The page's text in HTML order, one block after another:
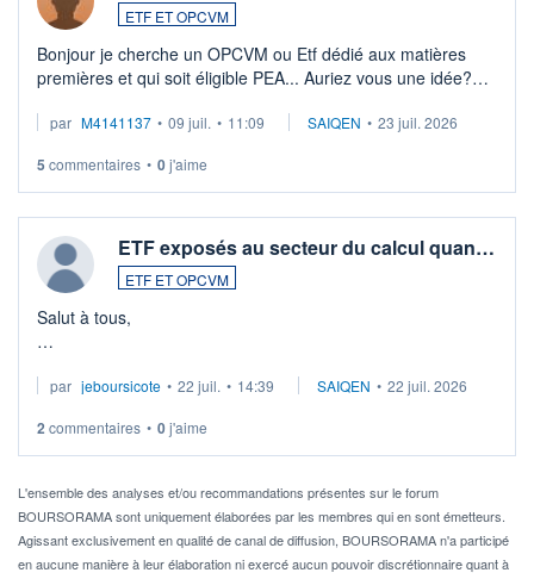
ETF ET OPCVM
Bonjour je cherche un OPCVM ou Etf dédié aux matières
premières et qui soit éligible PEA... Auriez vous une idée?
par M4141137 • 09 juil. • 11:09 SAIQEN • 23 juil. 2026
5 commentaires • 0j'aime
ETF exposés au secteur du calcul quan…
ETF ET OPCVM
Salut à tous,
via un ETF plutôt que des actions individuelles.
Idéalement, je voudrais qu'il soit éligible au PEA.
Pour l' ...
par jeboursicote • 22 juil. • 14:39 SAIQEN • 22 juil. 2026
2 commentaires • 0j'aime
L'ensemble des analyses et/ou recommandations présentes sur le forum
BOURSORAMA sont uniquement élaborées par les membres qui en sont émetteurs.
Agissant exclusivement en qualité de canal de diffusion, BOURSORAMA n'a participé
en aucune manière à leur élaboration ni exercé aucun pouvoir discrétionnaire quant à